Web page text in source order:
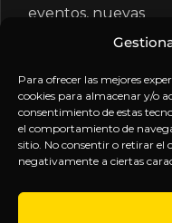
Para ofrecer las mejores
cookies para almacenar y/o
consentimiento de estas
el comportamiento de
sitio. No consentir o retirar el
negativamente a ciertas
eventos, nuevas
publicaciones y
suscripción.